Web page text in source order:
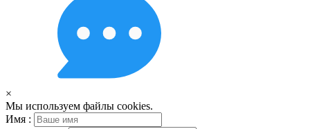
×
Мы используем файлы cookies.
Имя :